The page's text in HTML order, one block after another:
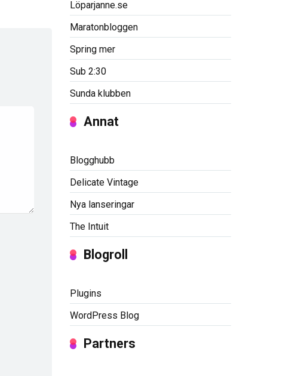
Löparjanne.se
Maratonbloggen
Spring mer
Sub 2:30
Sunda klubben
Annat
Blogghubb
Delicate Vintage
Nya lanseringar
The Intuit
Blogroll
Plugins
WordPress Blog
Partners